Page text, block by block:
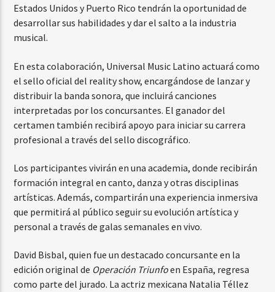
Estados Unidos y Puerto Rico tendrán la oportunidad de
desarrollar sus habilidades y dar el salto a la industria
musical.
En esta colaboración, Universal Music Latino actuará como
el sello oficial del reality show, encargándose de lanzar y
distribuir la banda sonora, que incluirá canciones
interpretadas por los concursantes. El ganador del
certamen también recibirá apoyo para iniciar su carrera
profesional a través del sello discográfico.
Los participantes vivirán en una academia, donde recibirán
formación integral en canto, danza y otras disciplinas
artísticas. Además, compartirán una experiencia inmersiva
que permitirá al público seguir su evolución artística y
personal a través de galas semanales en vivo.
David Bisbal, quien fue un destacado concursante en la
edición original de Operación Triunfoen España, regresa
como parte del jurado. La actriz mexicana Natalia Téllez